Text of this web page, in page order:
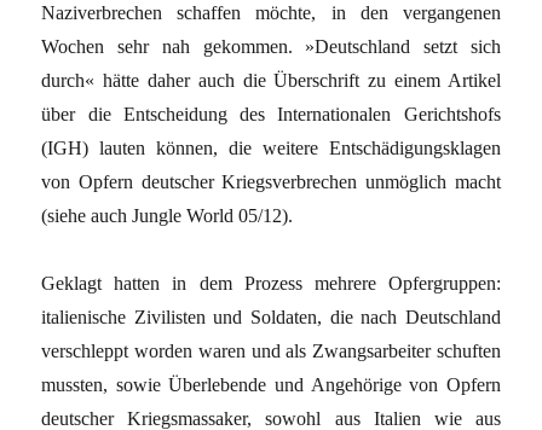
Naziverbrechen schaffen möchte, in den vergangenen
Wochen sehr nah gekommen. »Deutschland setzt sich
durch« hätte daher auch die Überschrift zu einem Artikel
über die Entscheidung des Internationalen Gerichtshofs
(IGH) lauten können, die weitere Entschädigungsklagen
von Opfern deutscher Kriegsverbrechen unmöglich macht
(siehe auch Jungle World 05/12).
Geklagt hatten in dem Prozess mehrere Opfergruppen:
italienische Zivilisten und Soldaten, die nach Deutschland
verschleppt worden waren und als Zwangsarbeiter schuften
mussten, sowie Überlebende und Angehörige von Opfern
deutscher Kriegsmassaker, sowohl aus Italien wie aus